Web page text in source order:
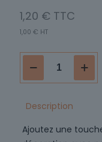
1,20 €
1,00 € HT
quantité
COROSSOL
Description
Ajoutez une